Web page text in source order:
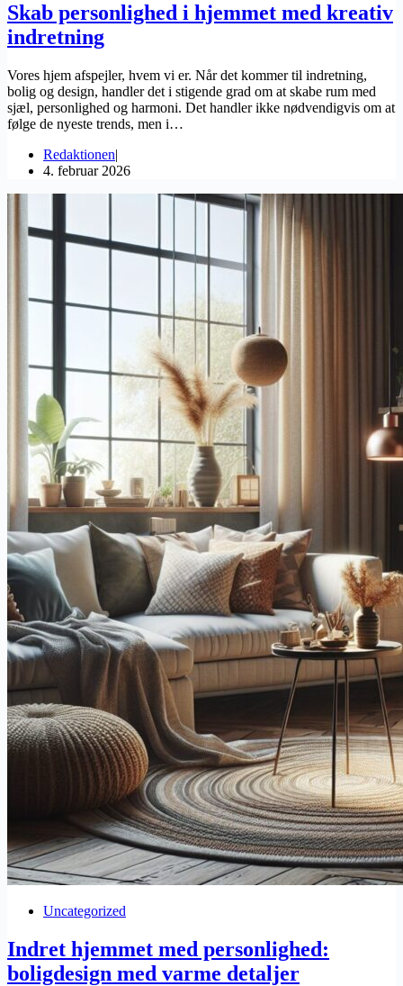
Skab personlighed i hjemmet med kreativ
indretning
Vores hjem afspejler, hvem vi er. Når det kommer til indretning,
bolig og design, handler det i stigende grad om at skabe rum med
sjæl, personlighed og harmoni. Det handler ikke nødvendigvis om at
følge de nyeste trends, men i…
Redaktionen
4. februar 2026
Uncategorized
Indret hjemmet med personlighed:
boligdesign med varme detaljer